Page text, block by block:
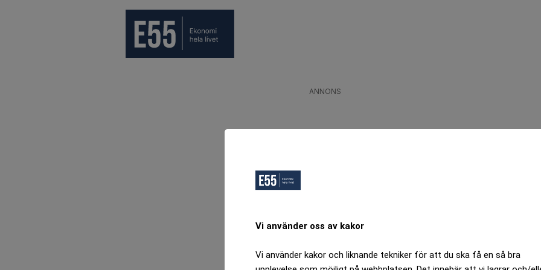
Vi använder oss av kakor
Vi använder kakor och liknande tekniker för att du ska få en så bra
ANNONS